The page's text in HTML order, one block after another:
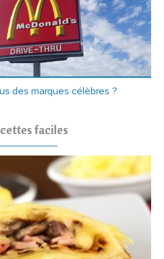
des marques célèbres ?
faciles